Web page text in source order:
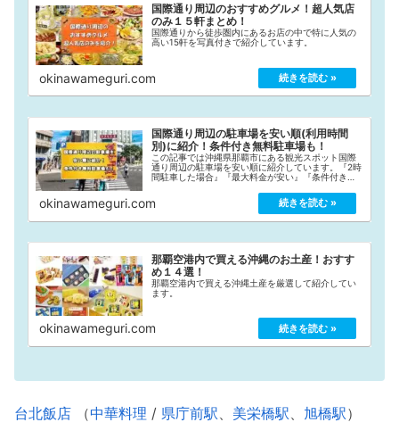
国際通り周辺のおすすめグルメ！超人気店
のみ１５軒まとめ！
国際通りから徒歩圏内にあるお店の中で特に人気の
高い15軒を写真付きで紹介しています。
okinawameguri.com
国際通り周辺の駐車場を安い順(利用時間
別)に紹介！条件付き無料駐車場も！
この記事では沖縄県那覇市にある観光スポット国際
通り周辺の駐車場を安い順に紹介しています。『2時
間駐車した場合』『最大料金が安い』『条件付き無
で、国際通り観光の際にご活用ください！
okinawameguri.com
那覇空港内で買える沖縄のお土産！おすす
め１４選！
那覇空港内で買える沖縄土産を厳選して紹介してい
ます。
okinawameguri.com
台北飯店 （中華料理 / 県庁前駅 美栄橋駅 旭橋駅）